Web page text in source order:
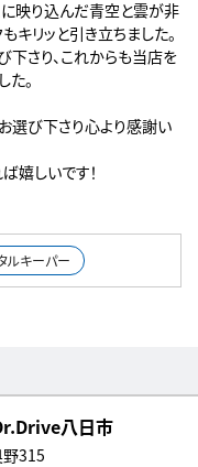
に映り込んだ青空と雲が非
キリッと引き立ちました。
さり、これからも当店を
。
選び下さり心より感謝い
嬉しいです！
ルキーパー
八日市
315